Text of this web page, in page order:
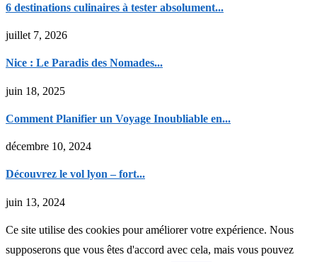
6 destinations culinaires à tester absolument...
juillet 7, 2026
Nice : Le Paradis des Nomades...
juin 18, 2025
Comment Planifier un Voyage Inoubliable en...
décembre 10, 2024
Découvrez le vol lyon – fort...
juin 13, 2024
Ce site utilise des cookies pour améliorer votre expérience. Nous
supposerons que vous êtes d'accord avec cela, mais vous pouvez